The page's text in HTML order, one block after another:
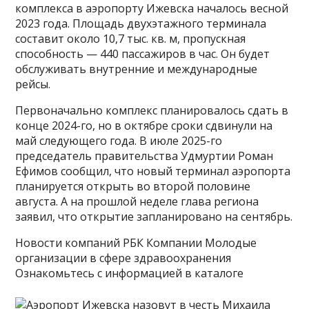
комплекса в аэропорту Ижевска началось весной
2023 года. Площадь двухэтажного терминала
составит около 10,7 тыс. кв. м, пропускная
способность — 440 пассажиров в час. Он будет
обслуживать внутренние и международные
рейсы.
Первоначально комплекс планировалось сдать в
конце 2024-го, но в октябре сроки сдвинули на
май следующего года. В июле 2025-го
председатель правительства Удмуртии Роман
Ефимов сообщил, что новый терминал аэропорта
планируется открыть во второй половине
августа. А на прошлой неделе глава региона
заявил, что открытие запланировано на сентябрь.
Новости компаний РБК Компании Молодые
организации в сфере здравоохранения
Ознакомьтесь с информацией в каталоге